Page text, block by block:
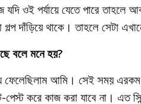
ওই পর্যায়ে যেতে পারে তাহলে
দাঁড়িয়ে থাকে। তাহলে সেটা
বলে মনে হয়?
আমি। সেই সময়
করে কাজ করা যাবে না। এত